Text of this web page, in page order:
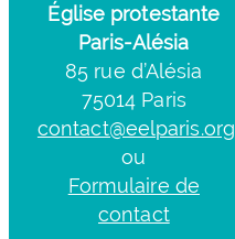
Église protestante
Paris-Alésia
85 rue d’Alésia
75014 Paris
contact@eelparis.org
ou
Formulaire de
contact